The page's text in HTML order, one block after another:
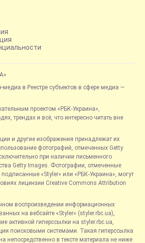
медиа в Реестре субъектов в сфере медиа —
проектом «РБК-Украина»,
трендах и всё, что интересно читать вне
и другие изображения принадлежат их
фотографий, отмеченных Getty
при наличии письменного
Getty Images. Фотографии, отмеченные
«Styler» или «РБК-Украина», могут
лицензии Creative Commons Attribution
воспроизведении информационных
на вебсайте «Styler» (styler.rbc.ua),
активной гиперссылки на styler.rbc.ua,
поисковыми системами. Такая гиперссылка
непосредственно в тексте материала не ниже